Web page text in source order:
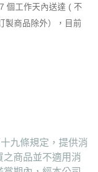
個工作天內送達 ( 不
製商品除外），目前
九條規定，提供消
之商品並不適用消